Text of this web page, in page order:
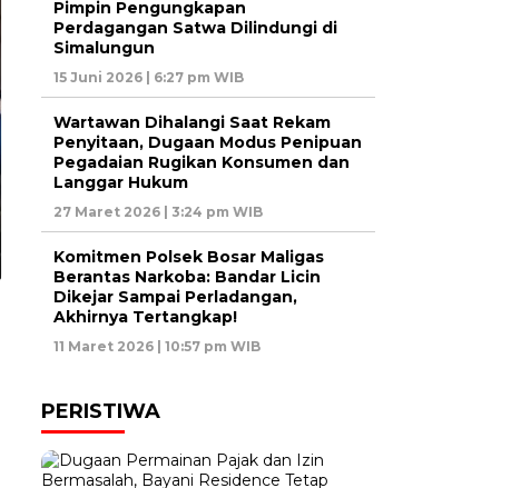
Pimpin Pengungkapan
Perdagangan Satwa Dilindungi di
Simalungun
15 Juni 2026 | 6:27 pm WIB
Wartawan Dihalangi Saat Rekam
Penyitaan, Dugaan Modus Penipuan
Pegadaian Rugikan Konsumen dan
Langgar Hukum
27 Maret 2026 | 3:24 pm WIB
Komitmen Polsek Bosar Maligas
Berantas Narkoba: Bandar Licin
Dikejar Sampai Perladangan,
Akhirnya Tertangkap!
11 Maret 2026 | 10:57 pm WIB
PERISTIWA